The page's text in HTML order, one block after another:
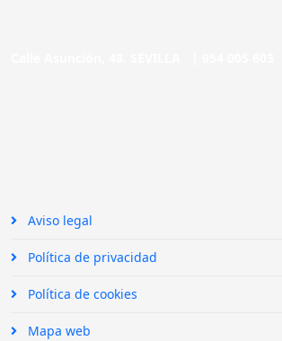
Aviso legal
Política de privacidad
Política de cookies
Mapa web